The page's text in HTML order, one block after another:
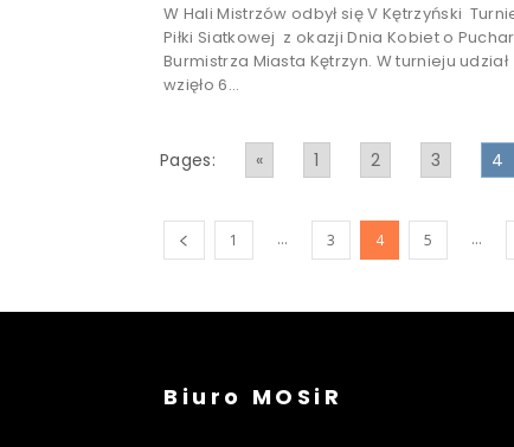
W Hali Mistrzów odbył się V Kętrzyński
Piłki Siatkowej z okazji Dnia Kobiet o Puchar
Burmistrza Miasta Kętrzyn. W turnieju udział
wzięło 6...
Pages: « 1 2 3 4
1 ... 3 4 5 ...
Biuro MOSiR